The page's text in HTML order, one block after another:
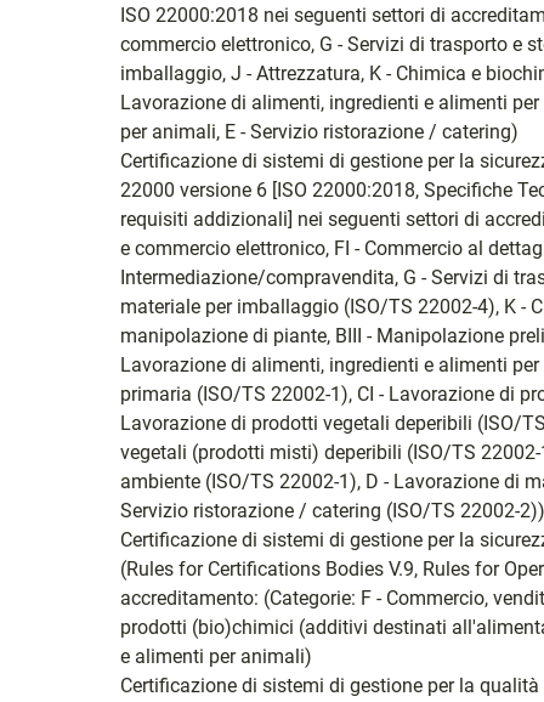
ISO 22000:2018 nei seguenti settori di
commercio elettronico, G - Servizi di trasporto e
imballaggio, J - Attrezzatura, K - Chimica e
Lavorazione di alimenti, ingredienti e alimenti
per animali, E - Servizio ristorazione / catering)
Certificazione di sistemi di gestione per la
22000 versione 6 [ISO 22000:2018, Specifiche
requisiti addizionali] nei seguenti settori di
e commercio elettronico, FI - Commercio al
Intermediazione/compravendita, G - Servizi di
materiale per imballaggio (ISO/TS 22002-4), K -
manipolazione di piante, BIII - Manipolazione
Lavorazione di alimenti, ingredienti e alimenti
primaria (ISO/TS 22002-1), CI - Lavorazione di
Lavorazione di prodotti vegetali deperibili (ISO/
vegetali (prodotti misti) deperibili (ISO/TS
ambiente (ISO/TS 22002-1), D - Lavorazione di
Servizio ristorazione / catering (ISO/TS 22002-2))
Certificazione di sistemi di gestione per la
(Rules for Certifications Bodies V.9, Rules for
accreditamento: (Categorie: F - Commercio,
prodotti (bio)chimici (additivi destinati
e alimenti per animali)
Certificazione di sistemi di gestione per la